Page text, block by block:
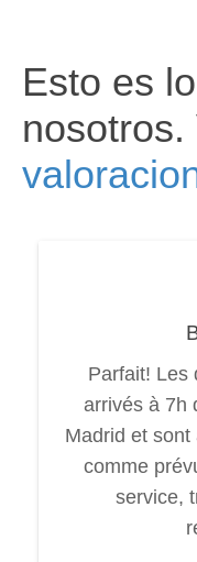
Esto es
nosotros.
Parfait! Les
arrivés à 7h
Madrid et
comme
service,